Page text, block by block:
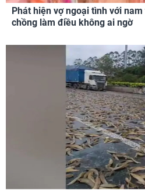
Phát hiện vợ ngoại tình với
chồng làm điều không ai ngờ